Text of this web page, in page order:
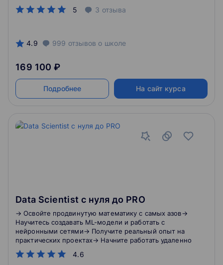
5 3 отзыва
работать уже через 6 месяцев обучения
4.9 999 отзывов о школе
169 100 ₽
Подробнее На сайт курса
Data Scientist с нуля до PRO
4.6
→ Освойте продвинутую математику с самых азов→
Научитесь создавать ML-модели и работать с
нейронными сетями→ Получите реальный опыт на
практических проектах→ Начните работать удаленно